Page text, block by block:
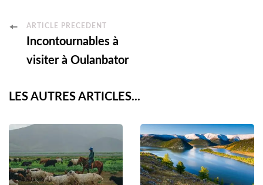
Post
Navigation
ARTICLE PRÉCÉDENT
Incontournables à
visiter à Oulanbator
LES AUTRES ARTICLES...